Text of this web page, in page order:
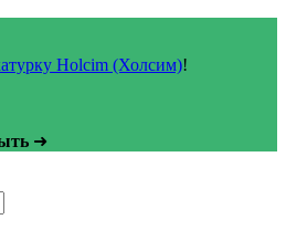
Holcim (Холсим)!
➜